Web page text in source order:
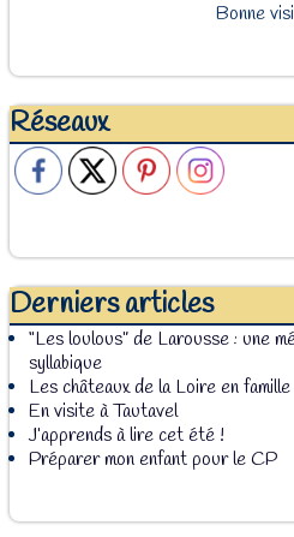
Bonne
Réseaux
Derniers articles
“Les loulous” de Larousse : une
syllabique
Les châteaux de la Loire en famille
En visite à Tautavel
J’apprends à lire cet été !
Préparer mon enfant pour le CP